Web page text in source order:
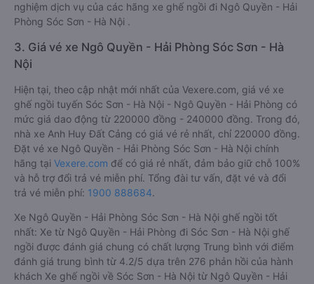
nghiệm dịch vụ của các hãng xe ghế ngồi đi Ngô Quyền - Hải
Phòng Sóc Sơn - Hà Nội .
3. Giá vé xe Ngô Quyền - Hải Phòng Sóc Sơn - Hà
Nội
Hiện tại, theo cập nhật mới nhất của Vexere.com, giá vé xe
ghế ngồi tuyến Sóc Sơn - Hà Nội - Ngô Quyền - Hải Phòng có
mức giá dao động từ 220000 đồng - 240000 đồng. Trong đó,
nhà xe Anh Huy Đất Cảng có giá vé rẻ nhất, chỉ 220000 đồng.
Đặt vé xe Ngô Quyền - Hải Phòng Sóc Sơn - Hà Nội chính
hãng tại Vexere.com để có giá rẻ nhất, đảm bảo giữ chỗ 100%
và hỗ trợ đổi trả vé miễn phí. Tổng đài tư vấn, đặt vé và đổi
trả vé miễn phí: 1900 888684.
Xe Ngô Quyền - Hải Phòng Sóc Sơn - Hà Nội ghế ngồi tốt
nhất: Xe từ Ngô Quyền - Hải Phòng đi Sóc Sơn - Hà Nội ghế
ngồi được đánh giá chung có chất lượng Trung bình với điểm
đánh giá trung bình từ 4.2/5 dựa trên 276 phản hồi của hành
khách Xe ghế ngồi về Sóc Sơn - Hà Nội từ Ngô Quyền - Hải